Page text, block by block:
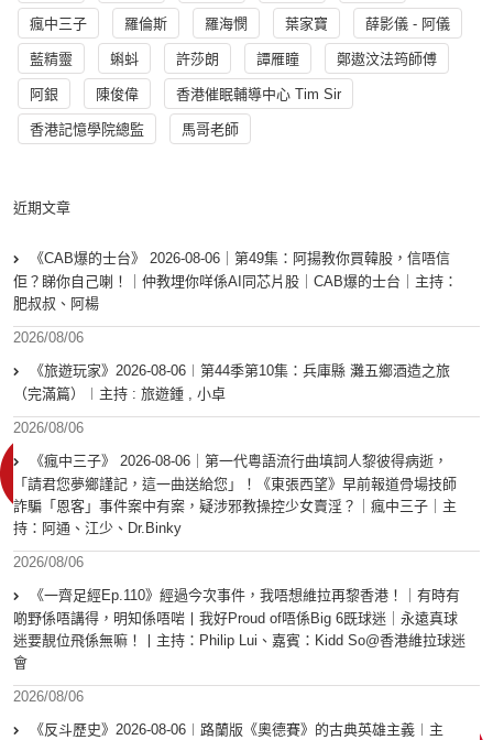
瘋中三子 羅倫斯 羅海憫 葉家寶 薛影儀 - 阿儀
藍精靈 蝌蚪 許莎朗 譚雁瞳 鄭遨汶法筠師傅
阿銀 陳俊偉 香港催眠輔導中心 Tim Sir
香港記憶學院總監 馬哥老師
近期文章
《CAB爆的士台》 2026-08-06｜第49集：阿揚教你買韓股，信唔信
佢？睇你自己喇！｜仲教埋你咩係AI同芯片股｜CAB爆的士台｜主持：
肥叔叔、阿楊
2026/08/06
《旅遊玩家》2026-08-06︱第44季第10集：兵庫縣 灘五鄉酒造之旅
（完滿篇）︱主持 : 旅遊鍾 , 小卓
2026/08/06
《瘋中三子》 2026-08-06｜第一代粵語流行曲填詞人黎彼得病逝，
「請君您夢鄉謹記，這一曲送給您」！《東張西望》早前報道骨場技師
詐騙「恩客」事件案中有案，疑涉邪教操控少女賣淫？｜瘋中三子｜主
持：阿通、江少、Dr.Binky
2026/08/06
《一齊足經Ep.110》經過今次事件，我唔想維拉再黎香港！｜有時有
啲野係唔講得，明知係唔啱丨我好Proud of唔係Big 6既球迷｜永遠真球
迷要靚位飛係無嘛！丨主持：Philip Lui、嘉賓：Kidd So@香港維拉球迷
會
2026/08/06
《反斗歷史》2026-08-06︱路蘭版《奧德賽》的古典英雄主義︱主